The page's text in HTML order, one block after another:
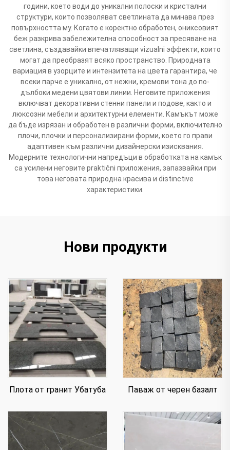
години, което води до уникални полоски и кристални
структури, които позволяват светлината да минава през
повърхността му. Когато е коректно обработен, ониксовият
беж разкрива забележителна способност за пресяване на
светлина, създавайки впечатляващи vizualni эффекти, които
могат да преобразят всяко пространство. Природната
вариация в узорците и интензитета на цвета гарантира, че
всеки парче е уникално, от нежни, кремови тона до по-
дълбоки медени цвятови линии. Неговите приложения
включват декоративни стенни панели и подове, както и
люксозни мебели и архитектурни елементи. Камъкът може
да бъде изрязан и обработен в различни форми, включително
плочи, плочки и персонализирани форми, което го прави
адаптивен към различни дизайнерски изисквания.
Модерните технологични напредъци в обработката на камък
са усилени неговите praktični приложения, запазвайки при
това неговата природна красива и distinctive
характеристики.
Нови продукти
Плота от гранит Убатуба Паваж от черен базалт